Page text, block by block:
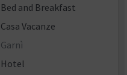
Bed and Breakfast
Casa Vacanze
Garnì
Hotel